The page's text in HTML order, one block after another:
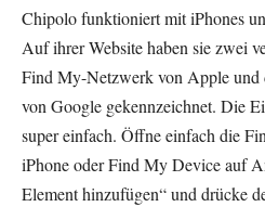
Chipolo funktioniert mit iPhones
Auf ihrer Website haben sie zwei
Find My-Netzwerk von Apple
von Google gekennzeichnet. Die
super einfach. Öffne einfach die
iPhone oder Find My Device auf
Element hinzufügen“ und drücke